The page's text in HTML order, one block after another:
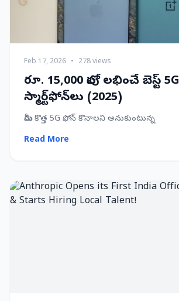
Feb 17, 2026 • 278 views
రూ. 15,000 లోపు లభించే బెస్ట్ 5G
స్మార్ట్‌ఫోన్‌లు (2025)
మీరు కొత్త 5G ఫోన్ కొనాలని అనుకుంటున్న
Read More